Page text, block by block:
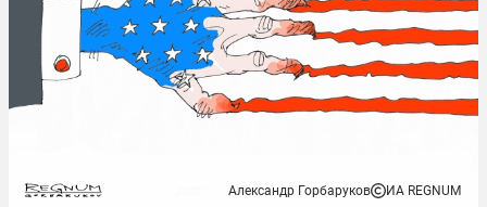
Александр Горбаруков ИА REGNUM